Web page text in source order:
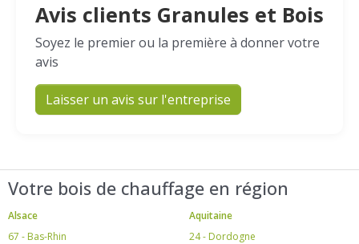
Avis clients Granules et Bois
Soyez le premier ou la première à donner votre
avis
Laisser un avis sur l'entreprise
Votre bois de chauffage en région
Alsace
67 - Bas-Rhin
Aquitaine
24 - Dordogne